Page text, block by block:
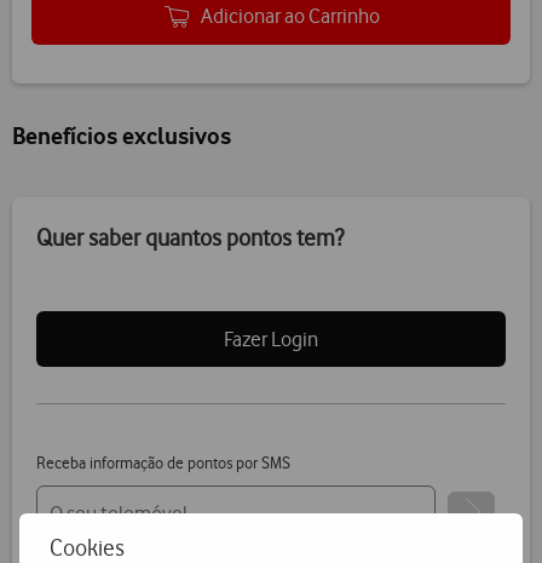
Cookies
Adicionar ao Carrinho
Benefícios exclusivos
Quer saber quantos pontos tem?
Fazer Login
Receba informação de pontos por SMS